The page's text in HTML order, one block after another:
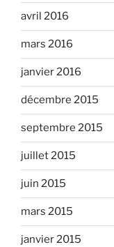
avril 2016
mars 2016
janvier 2016
décembre 2015
septembre 2015
juillet 2015
juin 2015
mars 2015
janvier 2015